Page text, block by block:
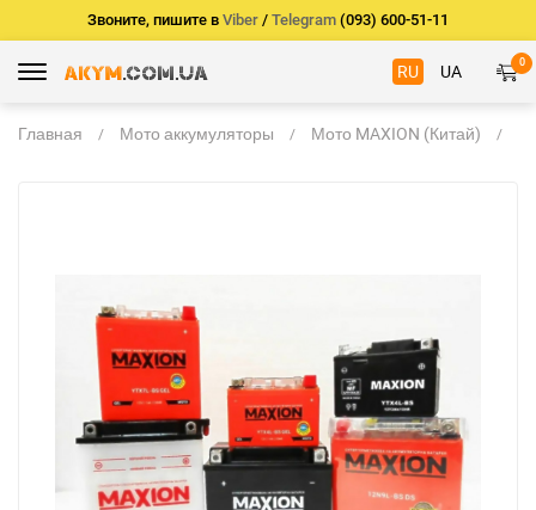
Звоните, пишите в Viber / Telegram (093) 600-51-11
RU UA 0
Главная Мото аккумуляторы Мото MAXION (Китай)